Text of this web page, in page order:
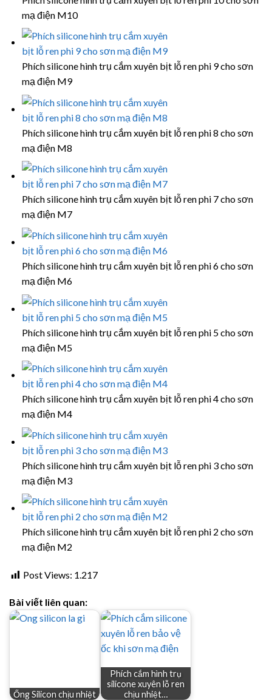
mạ điện M10
Phích silicone hình trụ cắm xuyên bịt lỗ ren phi 9 cho sơn
mạ điện M9
Phích silicone hình trụ cắm xuyên bịt lỗ ren phi 8 cho sơn
mạ điện M8
Phích silicone hình trụ cắm xuyên bịt lỗ ren phi 7 cho sơn
mạ điện M7
Phích silicone hình trụ cắm xuyên bịt lỗ ren phi 6 cho sơn
mạ điện M6
Phích silicone hình trụ cắm xuyên bịt lỗ ren phi 5 cho sơn
mạ điện M5
Phích silicone hình trụ cắm xuyên bịt lỗ ren phi 4 cho sơn
mạ điện M4
Phích silicone hình trụ cắm xuyên bịt lỗ ren phi 3 cho sơn
mạ điện M3
Phích silicone hình trụ cắm xuyên bịt lỗ ren phi 2 cho sơn
mạ điện M2
Post Views: 1.217
Bài viết liên quan:
Ống Silicon chịu nhiệt
Phích cắm hình trụ
silicone xuyên lỗ ren
chịu nhiệt…